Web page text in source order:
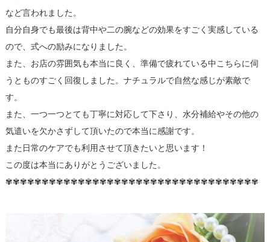
など言われました。
自分自身でも最後は背中や二の腕などの効果をすごく実感している
ので、式への励みになりました。
また、お店の雰囲気も本当に良く、準備で疲れている中こちらに伺
うとものすごく回復しました。ナチュラルで自然な感じが素敵で
す。
また、一つ一つとても丁寧に対応して下さり、水分補給やその他の
気遣いを欠かさずして頂いたので本当に感謝です。
また日常のケアでも利用させて頂きたいと思います！
この度は本当にありがとうございました。
✾✾✾✾✾✾✾✾✾✾✾✾✾✾✾✾✾✾✾✾✾✾✾✾✾✾✾✾✾✾✾✾✾✾✾